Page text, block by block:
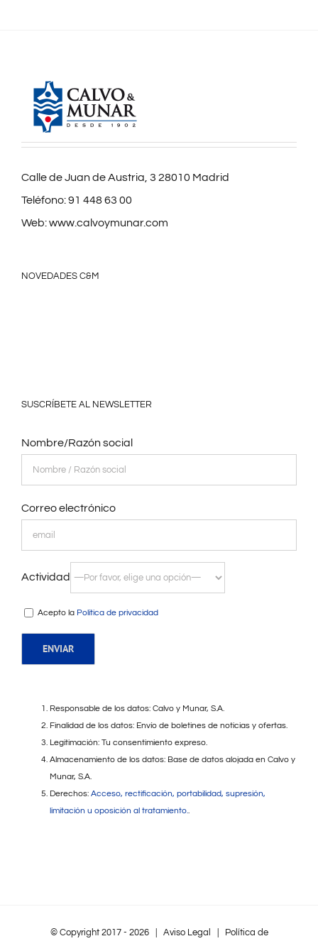
Calle de Juan de Austria, 3 28010 Madrid
Teléfono:91 448 63 00
Web:www.calvoymunar.com
NOVEDADES C&M
SUSCRÍBETE AL NEWSLETTER
Nombre/Razón social
Correo electrónico
Actividad
Acepto la Política de privacidad
Responsable de los datos: Calvo y Munar, S.A.
Finalidad de los datos: Envío de boletines de noticias y ofertas.
Legitimación: Tu consentimiento expreso.
Almacenamiento de los datos: Base de datos alojada en Calvo y
Munar, S.A.
Derechos: Acceso, rectificación, portabilidad, supresión,
limitación u oposición al tratamiento..
© Copyright 2017 - 2026 | Aviso Legal Política de